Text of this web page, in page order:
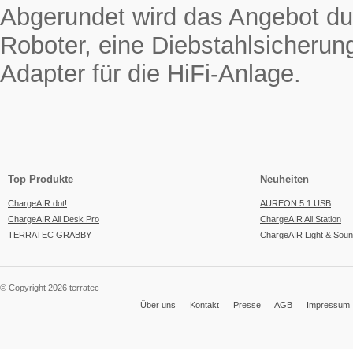
Abgerundet wird das Angebot
Roboter, eine
Adapter für die HiFi-Anlage.
Top Produkte
ChargeAIR dot!
ChargeAIR All Desk Pro
TERRATEC GRABBY
Neuheiten
AUREON 5.1 USB
ChargeAIR All Station
ChargeAIR Light &
© Copyright 2026 terratec
Über uns
Kontakt Presse AGB Impressum